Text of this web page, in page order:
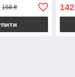
168 ₴